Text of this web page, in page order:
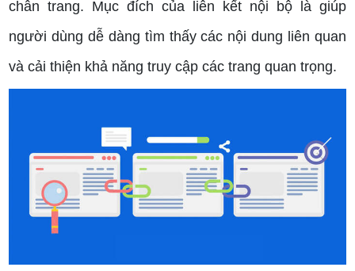
chân trang. Mục đích của liên kết nội bộ là giúp
người dùng dễ dàng tìm thấy các nội dung liên quan
và cải thiện khả năng truy cập các trang quan trọng.